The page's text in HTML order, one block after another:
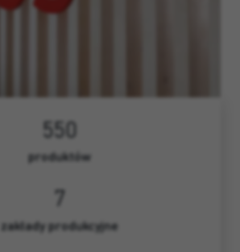
550
produktów
7
zakłady produkcyjne